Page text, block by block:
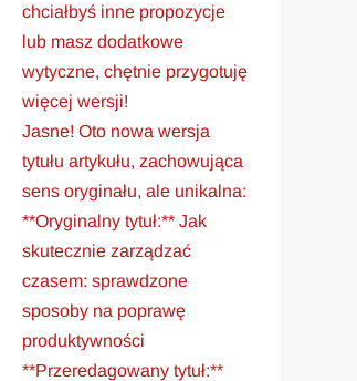
chciałbyś inne propozycje
lub masz dodatkowe
wytyczne, chętnie przygotuję
więcej wersji!
Jasne! Oto nowa wersja
tytułu artykułu, zachowująca
sens oryginału, ale unikalna:
**Oryginalny tytuł:** Jak
skutecznie zarządzać
czasem: sprawdzone
sposoby na poprawę
produktywności
**Przeredagowany tytuł:**